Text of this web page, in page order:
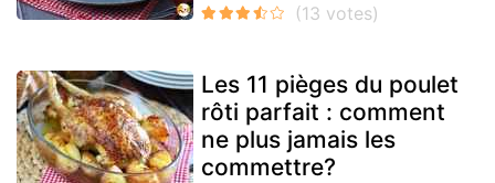
Les 11 pièges du poulet
rôti parfait : comment
ne plus jamais les
commettre?